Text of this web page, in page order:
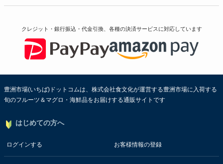
クレジット・銀行振込・代金引換、各種の決済サービスに対応しています
豊洲市場(いちば)ドットコムは、株式会社食文化が運営する豊洲市場に入荷する
旬のフルーツ＆マグロ・海鮮品をお届けする通販サイトです
はじめての方へ
ログインする お客様情報の登録